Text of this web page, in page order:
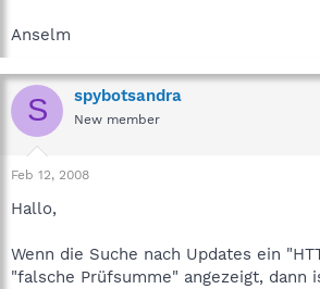
Anselm
S spybotsandra
New member
Feb 12, 2008
Hallo,
Wenn die Suche nach Updates ein
"falsche Prüfsumme" angezeigt, dann